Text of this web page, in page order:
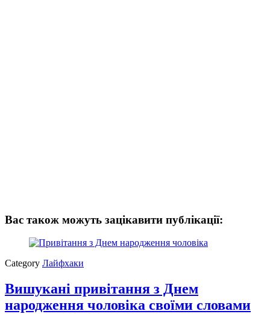
Вас також можуть зацікавити публікації:
Category Лайфхаки
Вишукані привітання з Днем
народження чоловіка своїми словами